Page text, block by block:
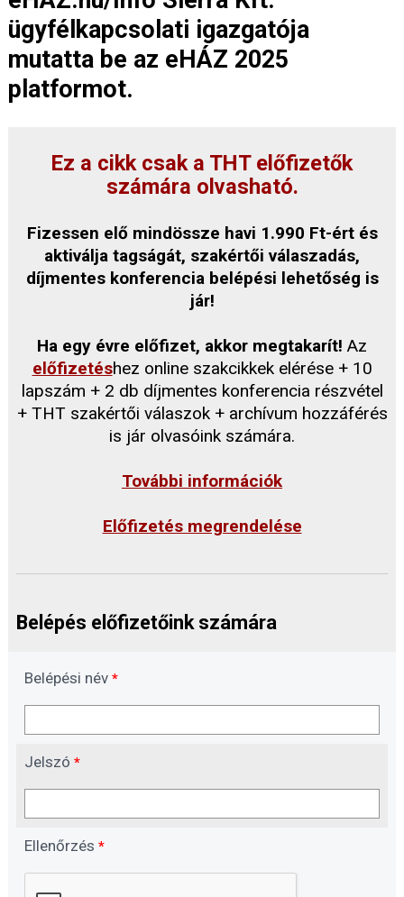
ügyfélkapcsolati igazgatója
mutatta be az eHÁZ 2025
platformot.
Ez a cikk csak a THT előfizetők
számára olvasható.
Fizessen elő mindössze havi 1.990 Ft-ért és
aktiválja tagságát, szakértői válaszadás,
díjmentes konferencia belépési lehetőség is
jár!
Ha egy évre előfizet, akkor megtakarít! Az
előfizetéshez online szakcikkek elérése + 10
lapszám + 2 db díjmentes konferencia részvétel
+ THT szakértői válaszok + archívum hozzáférés
is jár olvasóink számára.
További információk
Előfizetés megrendelése
Belépés előfizetőink számára
Belépési név *
Jelszó *
Ellenőrzés *